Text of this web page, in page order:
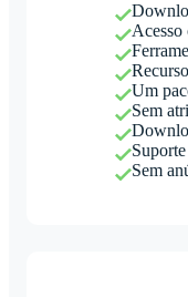
Acesso
Um
Sem
Sem